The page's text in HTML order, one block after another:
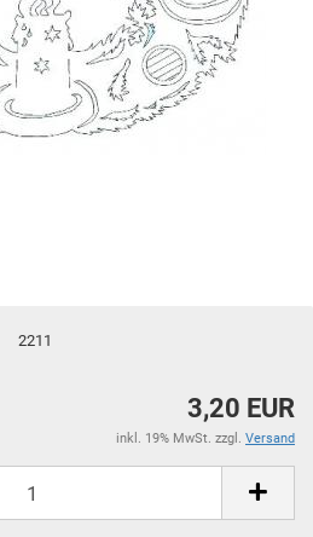
2211
3,20 EUR
inkl. 19% MwSt. zzgl. Versand